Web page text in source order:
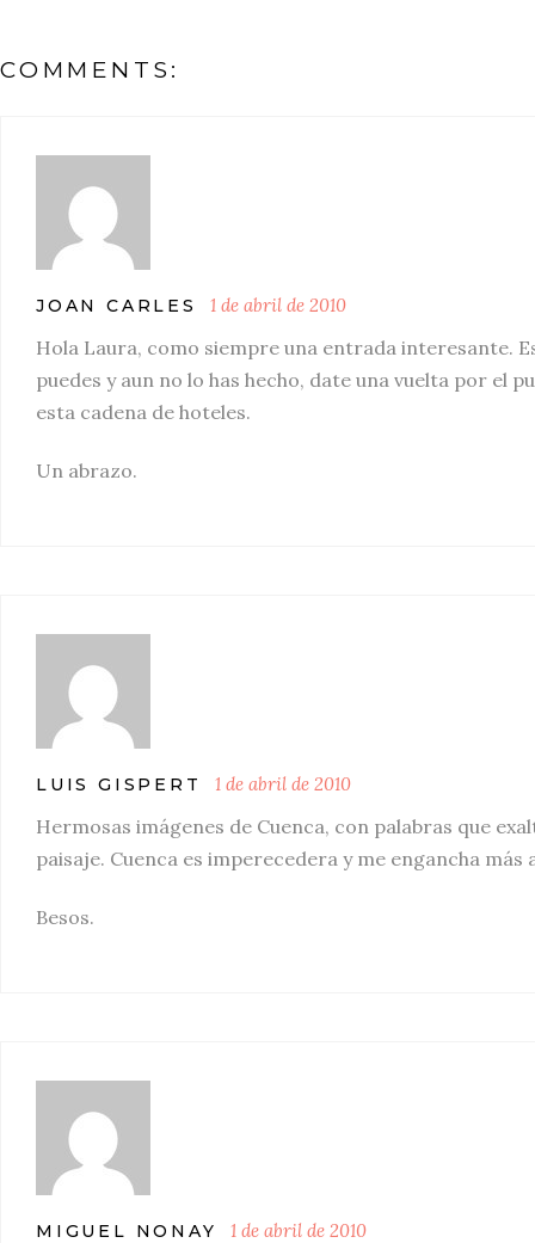
COMMENTS:
JOAN CARLES 1 de abril de 2010
Hola Laura, como siempre una entrada interesante.
puedes y aun no lo has hecho, date una vuelta por el
esta cadena de hoteles.
Un abrazo.
LUIS GISPERT 1 de abril de 2010
Hermosas imágenes de Cuenca, con palabras que
paisaje. Cuenca es imperecedera y me engancha
Besos.
MIGUEL NONAY 1 de abril de 2010